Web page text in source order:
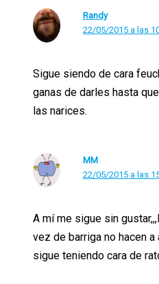
Randy
22/05/2015 a las
Sigue siendo de cara
ganas de darles hasta
las narices.
MM
22/05/2015 a las
A mí me sigue sin
vez de barriga no hacen
sigue teniendo cara de